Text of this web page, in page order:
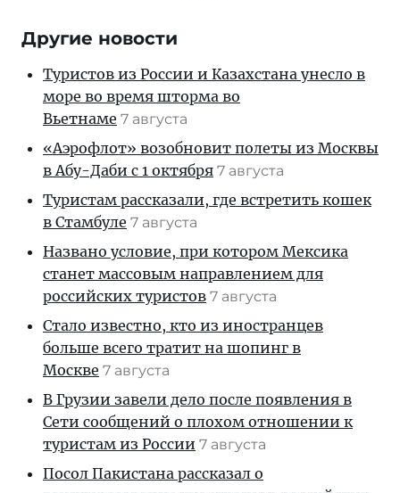
Другие новости
Туристов из России и Казахстана унесло в
море во время шторма во
Вьетнаме 7 августа
«Аэрофлот» возобновит полеты из Москвы
в Абу-Даби с 1 октября 7 августа
Туристам рассказали, где встретить кошек
в Стамбуле 7 августа
Названо условие, при котором Мексика
станет массовым направлением для
российских туристов 7 августа
Стало известно, кто из иностранцев
больше всего тратит на шопинг в
Москве 7 августа
В Грузии завели дело после появления в
Сети сообщений о плохом отношении к
туристам из России 7 августа
Посол Пакистана рассказал о